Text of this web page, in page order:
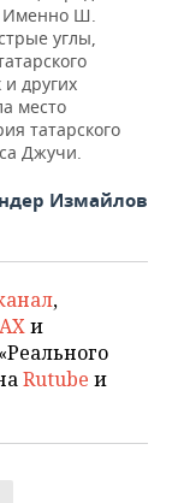
Именно Ш.
углы,
других
место
татарского
Джучи.
Измайлов
,
и
«Реального
Rutube и